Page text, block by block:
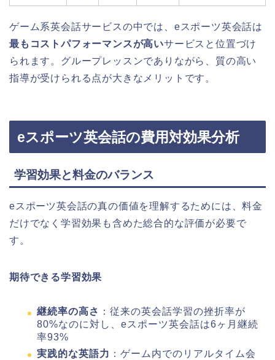
ゲーム系英会話サービスの中では、eスポーツ英会話は
最もコストパフォーマンスが高いサービスと位置づけ
られます。グループレッスンでありながら、質の高い
指導が受けられる点が大きなメリットです。
eスポーツ英会話の費用対効果分析
学習効果と料金のバランス
eスポーツ英会話の真の価値を理解するためには、料金
だけでなく学習効果も含めた総合的な評価が必要で
す。
期待できる学習効果
継続率の高さ ：従来の英会話学習の挫折率が
80%なのに対し、eスポーツ英会話は6ヶ月継続
率93%
実践的な英語力 ：ゲーム内でのリアルタイム会